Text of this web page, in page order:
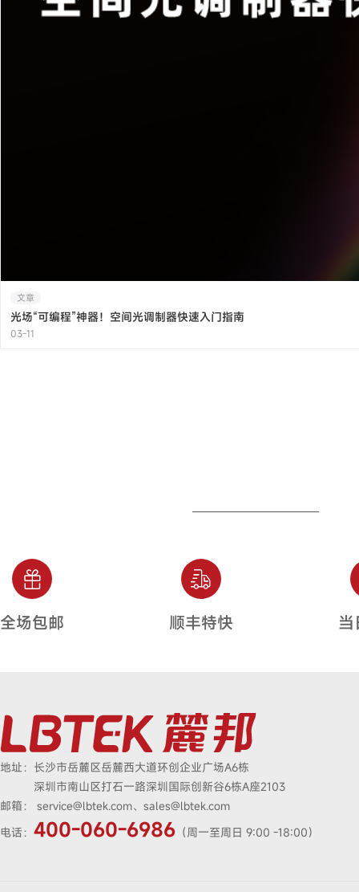
文章
光场“可编程”神器！空间光调制器快速入门指南
03-11
全场包邮 顺丰特快 当
地址： 长沙市岳麓区岳麓西大道环创企业广场A6栋
深圳市南山区打石一路深圳国际创新谷6栋A座2103
邮箱： service@lbtek.com、sales@lbtek.com
电话： 400-060-6986 （周一至周日 9:00 -18:00）